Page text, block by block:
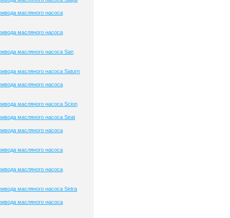
масляного насоса
масляного насоса
масляного насоса San
масляного насоса Saturn
масляного насоса
масляного насоса Scion
масляного насоса Seat
масляного насоса
масляного насоса
масляного насоса
масляного насоса Setra
масляного насоса